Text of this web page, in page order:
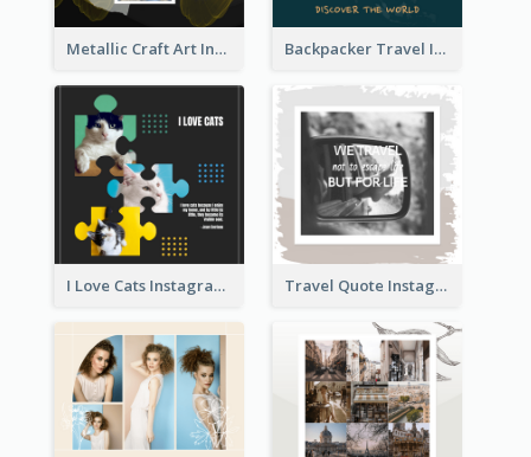
Metallic Craft Art Instagram Post Backpacker Travel Instagram Post
I Love Cats Instagram Post Travel Quote Instagram Post